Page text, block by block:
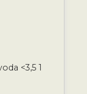
<3,5 1